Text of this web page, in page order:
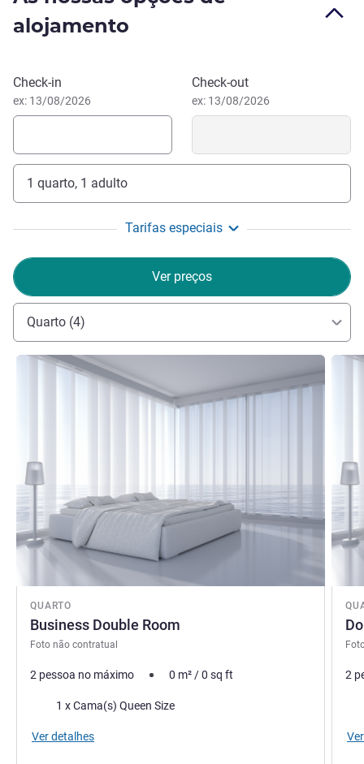
both business and leisure travellers.
alojamento
Reservar este hotel
Check-in
ex: 13/08/2026
Check-out
ex: 13/08/2026
1 quarto, 1 adulto
Tarifas especiais
Ver preços
Quarto (4)
QUARTO
Business Double Room
Foto não contratual
Ver detalhes
2 pessoa no máximo 0 m²/0 sq ft
Cama1 x Cama(s) Queen Size
Ver detalhes
Ver
2